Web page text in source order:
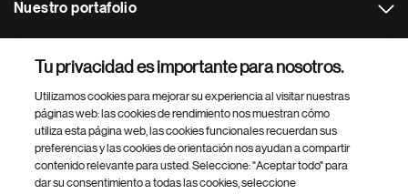
Nuestro portafolio
Footer Site Search
Tu privacidad es importante para nosotros.
Utilizamos cookies para mejorar su experiencia al visitar nuestras
páginas web: las cookies de rendimiento nos muestran cómo
utiliza esta página web, las cookies funcionales recuerdan sus
preferencias y las cookies de orientación nos ayudan a compartir
contenido relevante para usted. Seleccione: "Aceptar todo" para
dar su consentimiento a todas las cookies, seleccione